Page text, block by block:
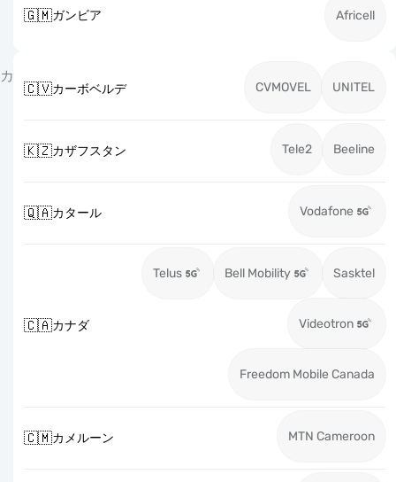
🇬🇲ガンビア Africell
カ
🇨🇻カーボベルデ CVMOVEL UNITEL
🇰🇿カザフスタン Tele2 Beeline
🇶🇦カタール Vodafone
🇨🇦カナダ
Telus Bell Mobility Sasktel
Videotron
Freedom Mobile Canada
🇨🇲カメルーン MTN Cameroon